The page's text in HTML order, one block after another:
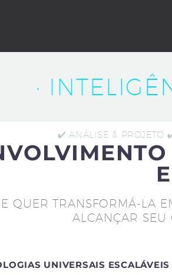
·
✔️ ANÁLISE & PROJETO
QUER TRANSFORMÁ-LA
ALCANÇAR SEU
UNIVERSAIS